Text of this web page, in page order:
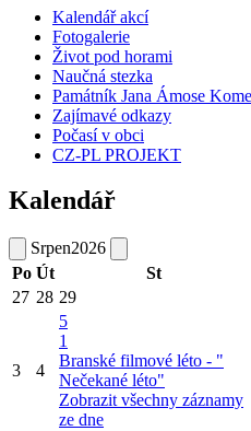
Kalendář akcí
Fotogalerie
Život pod horami
Naučná stezka
Památník Jana Ámose
Zajímavé odkazy
Počasí v obci
CZ-PL PROJEKT
Kalendář
Srpen2026
Po Út St
27 28 29
3 4
5
1
Branské filmové léto - "
Nečekané léto"
Zobrazit všechny záznamy
ze dne